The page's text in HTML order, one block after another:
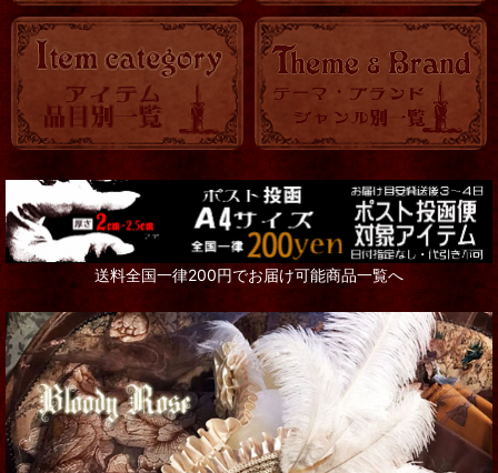
送料全国一律200円でお届け可能商品一覧へ